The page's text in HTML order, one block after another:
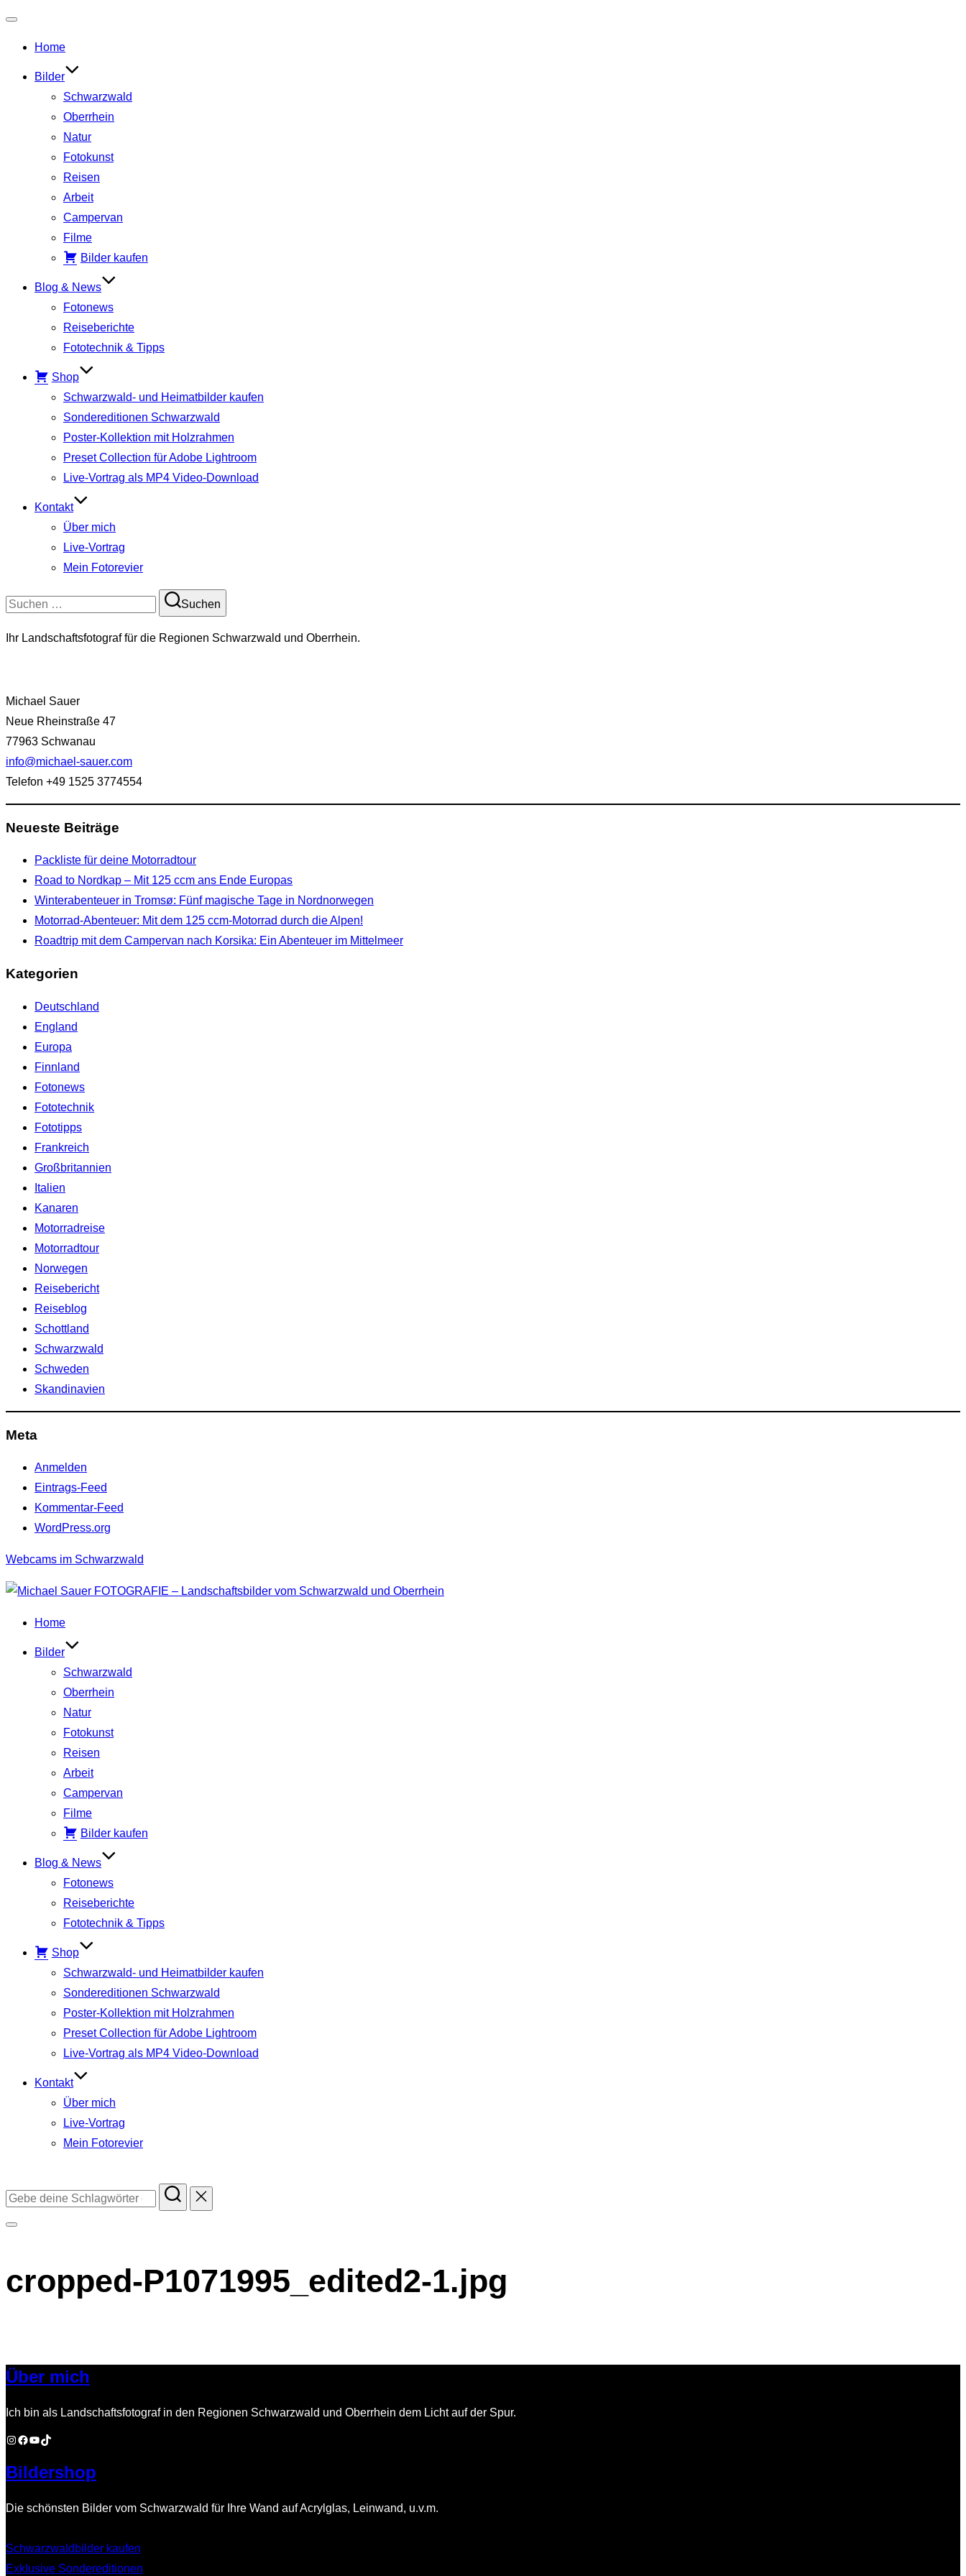
umschalten
Home
Bilder
Schwarzwald
Oberrhein
Natur
Fotokunst
Reisen
Arbeit
Campervan
Filme
Bilder kaufen
Blog & News
Fotonews
Reiseberichte
Fototechnik & Tipps
Shop
Schwarzwald- und Heimatbilder kaufen
Sondereditionen Schwarzwald
Poster-Kollektion mit Holzrahmen
Preset Collection für Adobe Lightroom
Live-Vortrag als MP4 Video-Download
Kontakt
Über mich
Live-Vortrag
Mein Fotorevier
Suchen
Suchen
Ihr Landschaftsfotograf für die Regionen Schwarzwald und Oberrhein.
Michael Sauer
Neue Rheinstraße 47
77963 Schwanau
info@michael-sauer.com
Telefon +49 1525 3774554
Neueste Beiträge
Packliste für deine Motorradtour
Road to Nordkap – Mit 125 ccm ans Ende Europas
Winterabenteuer in Tromsø: Fünf magische Tage in Nordnorwegen
Motorrad-Abenteuer: Mit dem 125 ccm-Motorrad durch die Alpen!
Roadtrip mit dem Campervan nach Korsika: Ein Abenteuer im Mittelmeer
Kategorien
Deutschland
England
Europa
Finnland
Fotonews
Fototechnik
Fototipps
Frankreich
Großbritannien
Italien
Kanaren
Motorradreise
Motorradtour
Norwegen
Reisebericht
Reiseblog
Schottland
Schwarzwald
Schweden
Skandinavien
Meta
Anmelden
Eintrags-Feed
Kommentar-Feed
WordPress.org
Webcams im Schwarzwald
Zum
springen
Home
Bilder
Schwarzwald
Oberrhein
Natur
Fotokunst
Reisen
Arbeit
Campervan
Filme
Bilder kaufen
Blog & News
Fotonews
Reiseberichte
Fototechnik & Tipps
Shop
Schwarzwald- und Heimatbilder kaufen
Sondereditionen Schwarzwald
Poster-Kollektion mit Holzrahmen
Preset Collection für Adobe Lightroom
Live-Vortrag als MP4 Video-Download
Kontakt
Über mich
Live-Vortrag
Mein Fotorevier
Suchen
Navigation
umschalten
cropped-P1071995_edited2-1.jpg
Über mich
Ich bin als Landschaftsfotograf in den Regionen Schwarzwald und Oberrhein dem Licht auf der Spur.
Instagram
Facebook
YouTube
TikTok
Bildershop
Die schönsten Bilder vom Schwarzwald für Ihre Wand auf Acrylglas, Leinwand, u.v.m.
Schwarzwaldbilder kaufen
Exklusive Sondereditionen